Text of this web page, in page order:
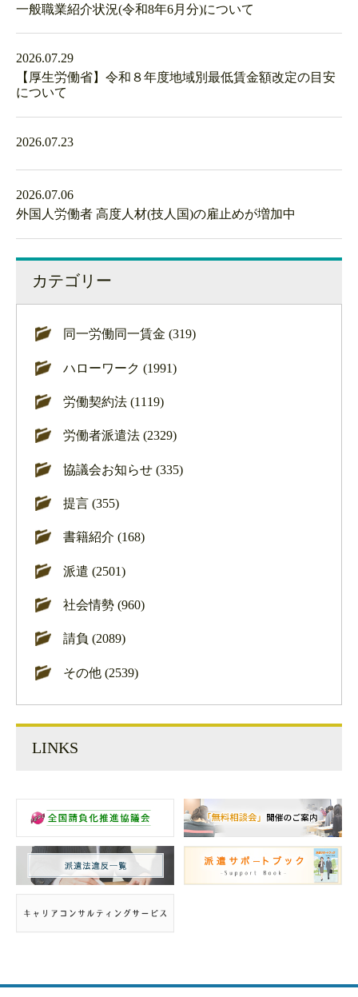
一般職業紹介状況(令和8年6月分)について
2026.07.29
【厚生労働省】令和８年度地域別最低賃金額改定の目安
について
2026.07.23
2026.07.06
外国人労働者 高度人材(技人国)の雇止めが増加中
カテゴリー
同一労働同一賃金 (319)
ハローワーク (1991)
労働契約法 (1119)
労働者派遣法 (2329)
協議会お知らせ (335)
提言 (355)
書籍紹介 (168)
派遣 (2501)
社会情勢 (960)
請負 (2089)
その他 (2539)
LINKS